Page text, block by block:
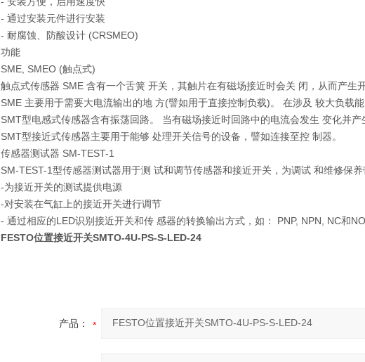
- 通过安装元件进行安装
- 耐腐蚀、防酸设计 (CRSMEO)
功能
SME, SMEO (触点式)
触点式传感器 SME 含有一个舌簧 开关，其触片在有磁场接近时会关 闭，从而产生开
SME 主要用于需要大电流输出的地 方(譬如用于直接控制负载)。 在涉及 较大负载
SMT型电感式传感器含有振荡回路。 当有磁场接近时回路中的电流会发生 变化并产
SMT型接近式传感器主要用于能够 处理开关信号的设备，譬如连接至控 制器。
传感器测试器 SM-TEST-1
SM-TEST-1型传感器测试器用于测 试和调节传感器和接近开关，为调试 和维修保养
-为接近开关的测试提供电源
-对安装在气缸上的接近开关进行调节
- 通过相应的LED识别接近开关和传 感器的转换输出方式，如： PNP, NPN, NC和NO
FESTO位置接近开关SMTO-4U-PS-S-LED-24
产品：